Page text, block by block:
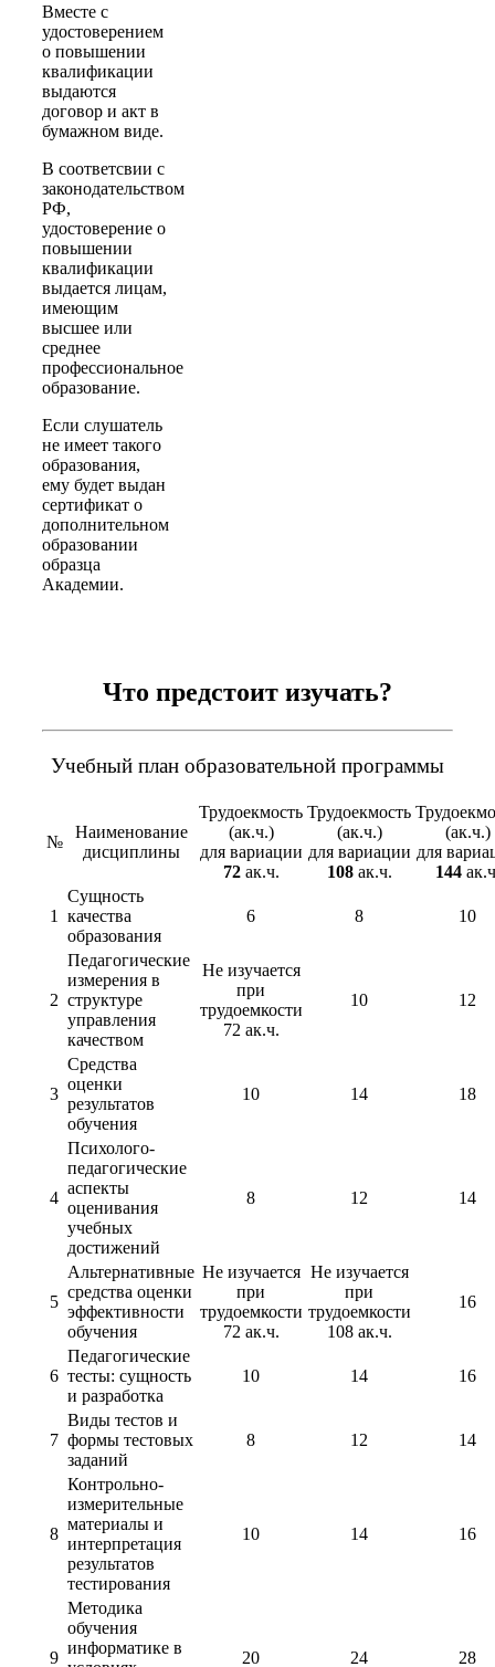
Вместе с
удостоверением
о повышении
квалификации
выдаются
договор и акт в
бумажном виде.
В соответсвии с
законодательством
РФ,
удостоверение о
повышении
квалификации
выдается лицам,
имеющим
высшее или
среднее
профессиональное
образование.
Если слушатель
не имеет такого
образования,
ему будет выдан
сертификат о
дополнительном
образовании
образца
Академии.
Что предстоит изучать?
Учебный план образовательной программы
№
Наименование
дисциплины
Трудоекмость
(ак.ч.)
для вариации
72ак.ч.
Трудоекмость
(ак.ч.)
для вариации
108ак.ч.
(ак.ч.)
для
144
1
Сущность
качества
образования
6 8 10
2
Педагогические
измерения в
структуре
управления
качеством
Не изучается
при
трудоемкости
72 ак.ч.
10 12
3
Средства
оценки
результатов
обучения
10 14 18
4
Психолого-
педагогические
аспекты
оценивания
учебных
достижений
8 12 14
5
Альтернативные
средства оценки
эффективности
обучения
Не изучается
при
трудоемкости
72 ак.ч.
Не изучается
при
трудоемкости
108 ак.ч.
16
6
Педагогические
тесты: сущность
и разработка
10 14 16
7
Виды тестов и
формы тестовых
заданий
8 12 14
8
Контрольно-
измерительные
материалы и
интерпретация
результатов
тестирования
10 14 16
9
Методика
обучения
информатике в
20 24 28